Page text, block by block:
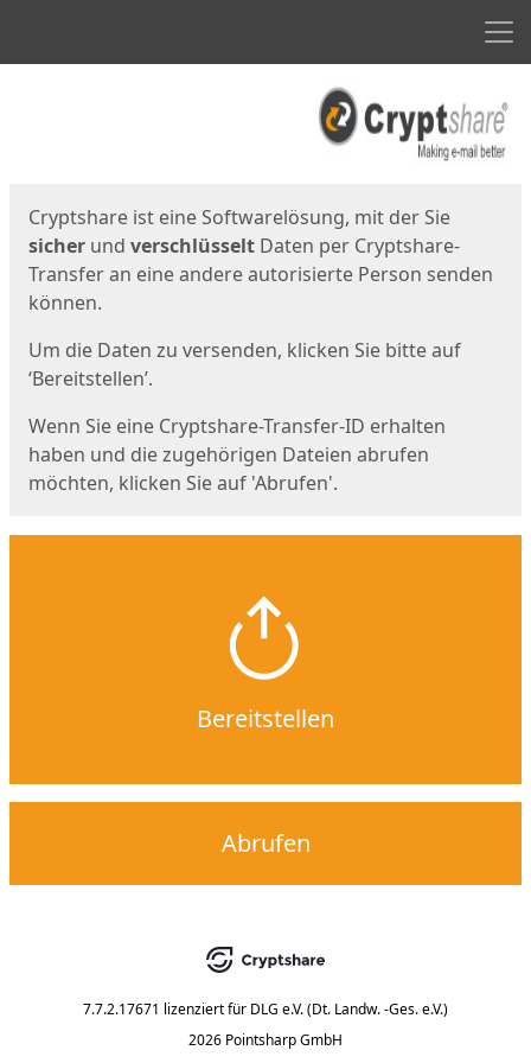
Cryptshare ist eine Softwarelösung, mit der Sie
sicher und verschlüsselt Daten per Cryptshare-
Transfer an eine andere autorisierte Person senden
können.
Um die Daten zu versenden, klicken Sie bitte auf
‘Bereitstellen’.
Wenn Sie eine Cryptshare-Transfer-ID erhalten
haben und die zugehörigen Dateien abrufen
möchten, klicken Sie auf 'Abrufen'.
Bereitstellen
Abrufen
7.7.2.17671 lizenziert für DLG e.V. (Dt. Landw. -Ges. e.V.)
2026 Pointsharp GmbH